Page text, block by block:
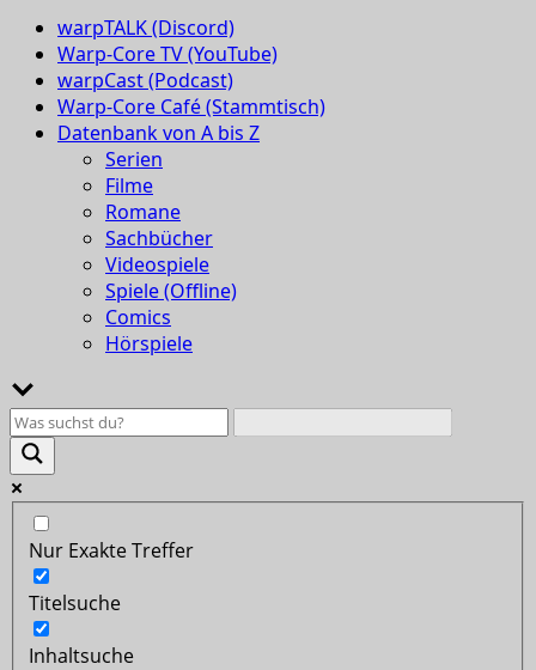
warpTALK (Discord)
Warp-Core TV (YouTube)
warpCast (Podcast)
Warp-Core Café (Stammtisch)
Datenbank von A bis Z
Serien
Filme
Romane
Sachbücher
Videospiele
Spiele (Offline)
Comics
Hörspiele
Nur Exakte Treffer
Titelsuche
Inhaltsuche